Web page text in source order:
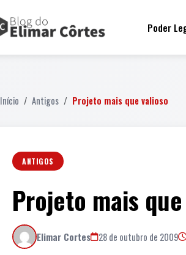
Poder
Início Antigos Projeto mais que valioso
ANTIGOS
Projeto mais
Elimar Cortes 28 de outubro de 2009